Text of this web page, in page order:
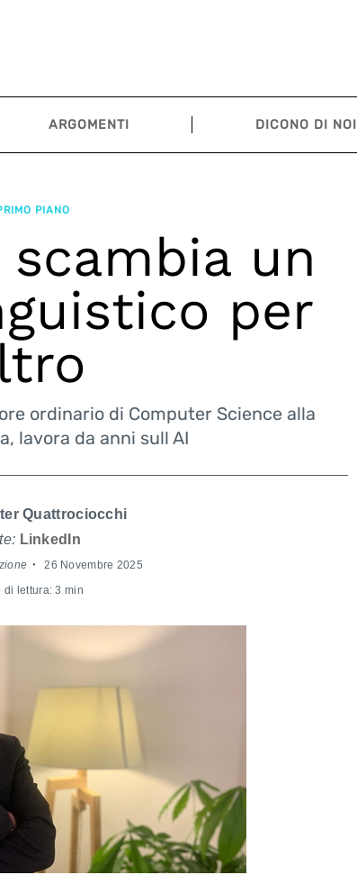
ARGOMENTI DICONO DI NOI
PIANO
un
per
ordinario di Computer Science alla
lavora da anni sull AI
Quattrociocchi
LinkedIn
26 Novembre 2025
di lettura: 3 min